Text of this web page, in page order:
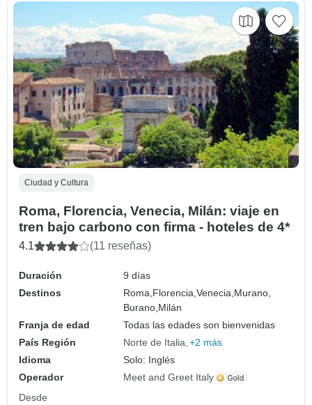
Ciudad y Cultura
Roma, Florencia, Venecia, Milán: viaje en
tren bajo carbono con firma - hoteles de 4*
4.1 (11 reseñas)
Duración
9 días
Destinos
Roma,Florencia,Venecia,Murano,
Burano,Milán
Franja de edad
Todas las edades son bienvenidas
País Región
Norte de Italia +2 más
Idioma
Solo: Inglés
Operador
Meet and Greet Italy
Desde